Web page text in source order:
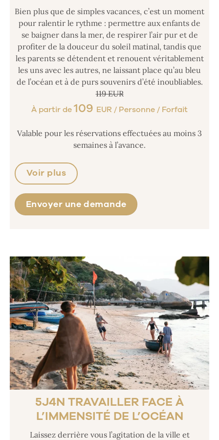
Bien plus que de simples vacances, c’est un moment
pour ralentir le rythme : permettre aux enfants de
se baigner dans la mer, de respirer l’air pur et de
profiter de la douceur du soleil matinal, tandis que
les parents se détendent et renouent véritablement
les uns avec les autres, ne laissant place qu’au bleu
de l’océan et à de purs souvenirs d’été inoubliables.
119 EUR
À partir de 109 EUR / Personne / Forfait
Valable pour les réservations effectuées au moins 3
semaines à l’avance.
Voir plus
Envoyer une demande
5J4N TRAVAILLER FACE À
L’IMMENSITÉ DE L’OCÉAN
Laissez derrière vous l’agitation de la ville et